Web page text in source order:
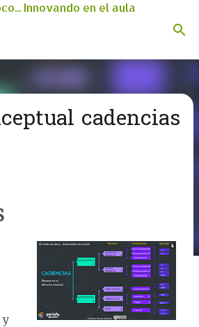
contenido principal
Innovando en el aula
cadencias
y